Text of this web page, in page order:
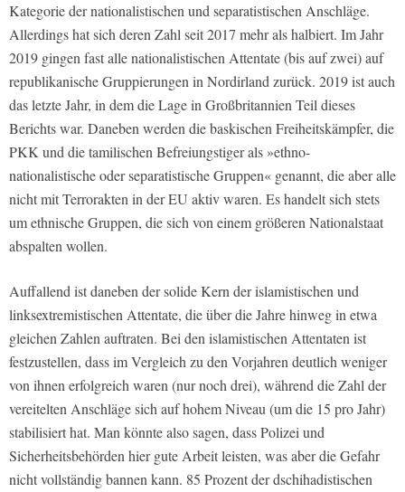
Kategorie der nationalistischen und separatistischen Anschläge.
Allerdings hat sich deren Zahl seit 2017 mehr als halbiert. Im Jahr
2019 gingen fast alle nationalistischen Attentate (bis auf zwei) auf
republikanische Gruppierungen in Nordirland zurück. 2019 ist auch
das letzte Jahr, in dem die Lage in Großbritannien Teil dieses
Berichts war. Daneben werden die baskischen Freiheitskämpfer, die
PKK und die tamilischen Befreiungstiger als »ethno-
nationalistische oder separatistische Gruppen« genannt, die aber alle
nicht mit Terrorakten in der EU aktiv waren. Es handelt sich stets
um ethnische Gruppen, die sich von einem größeren Nationalstaat
abspalten wollen.
Auffallend ist daneben der solide Kern der islamistischen und
linksextremistischen Attentate, die über die Jahre hinweg in etwa
gleichen Zahlen auftraten. Bei den islamistischen Attentaten ist
festzustellen, dass im Vergleich zu den Vorjahren deutlich weniger
von ihnen erfolgreich waren (nur noch drei), während die Zahl der
vereitelten Anschläge sich auf hohem Niveau (um die 15 pro Jahr)
stabilisiert hat. Man könnte also sagen, dass Polizei und
Sicherheitsbehörden hier gute Arbeit leisten, was aber die Gefahr
nicht vollständig bannen kann. 85 Prozent der dschihadistischen